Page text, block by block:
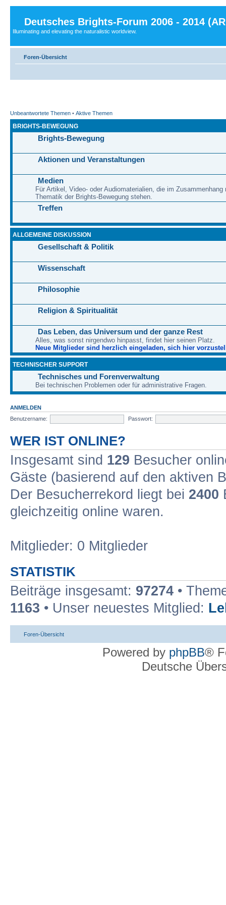
Deutsches Brights-Forum 2006 - 2014
Illuminating and elevating the naturalistic worldview.
Foren-Übersicht
Unbeantwortete Themen • Aktive Themen
BRIGHTS-BEWEGUNG
Brights-Bewegung
Aktionen und Veranstaltungen
Medien
Für Artikel, Video- oder Audiomaterialien, die im Zusammenhang
Thematik der Brights-Bewegung stehen.
Treffen
ALLGEMEINE DISKUSSION
Gesellschaft & Politik
Wissenschaft
Philosophie
Religion & Spiritualität
Das Leben, das Universum und der ganze Rest
Alles, was sonst nirgendwo hinpasst, findet hier seinen Platz.
Neue Mitglieder sind herzlich eingeladen, sich hier
TECHNISCHER SUPPORT
Technisches und Forenverwaltung
Bei technischen Problemen oder für administrative Fragen.
ANMELDEN
Benutzername:
Passwort:
WER IST ONLINE?
Insgesamt sind 129 Besucher
Gäste (basierend auf den aktiven
Der Besucherrekord liegt bei 2400
gleichzeitig online waren.
Mitglieder: 0 Mitglieder
STATISTIK
Beiträge insgesamt: 97274 •
1163 • Unser neuestes Mitglied:
Foren-Übersicht
Powered by phpBB®
Deutsche